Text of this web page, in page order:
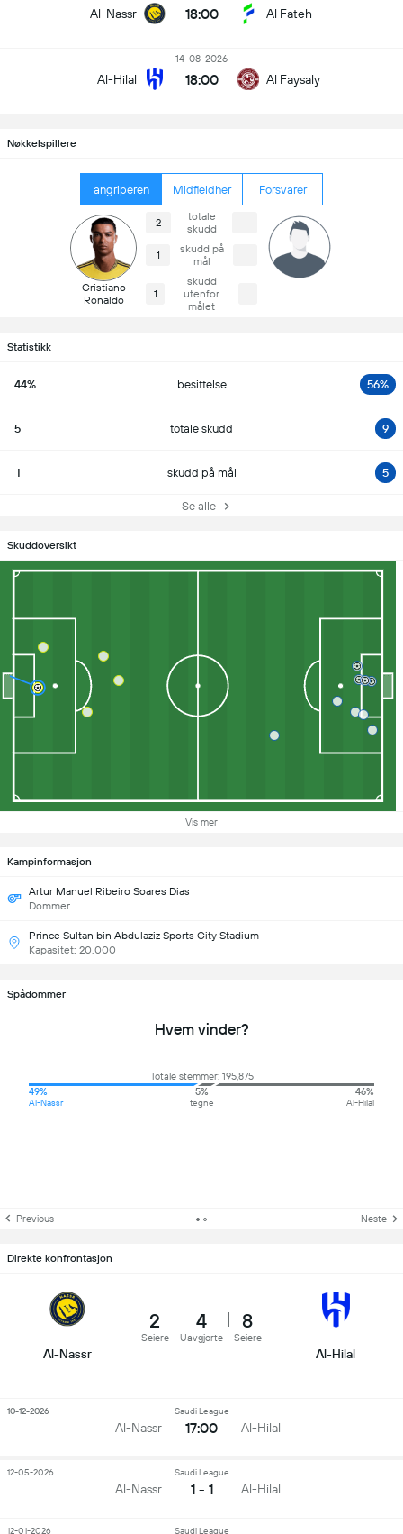
Al-Nassr 18:00 Al Fateh
Al-Hilal
14-08-2026
18:00 Al Faysaly
Nøkkelspillere
angriperen Midfieldher Forsvarer
Cristiano
Ronaldo
2
totale
skudd
1
skudd på
mål
1
skudd
utenfor
målet
Statistikk
44% besittelse 56%
5 totale skudd 9
1 skudd på mål 5
Se alle
Skuddoversikt
Vis mer
Kampinformasjon
Artur Manuel Ribeiro Soares Dias
Dommer
Prince Sultan bin Abdulaziz Sports City Stadium
Kapasitet: 20,000
Spådommer
Hvem vinder?
Totale stemmer: 195,875
49%
Al-Nassr
5%
tegne
46%
Al-Hilal
Previous Neste
Direkte konfrontasjon
Al-Nassr
2
Seiere
4
Uavgjorte
8
Seiere
Al-Hilal
Al-Nassr
Saudi League
17:00 Al-Hilal
10-12-2026
Al-Nassr
Saudi League
1 - 1 Al-Hilal
12-05-2026
Saudi League
12-01-2026